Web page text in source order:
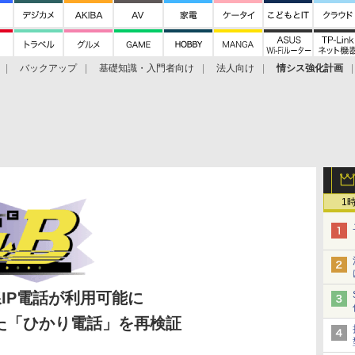
バックアップ 基礎知識・入門者向け 法人向け 情シス強化計画
1
電話が利用可能に
「ひかり電話」を再検証